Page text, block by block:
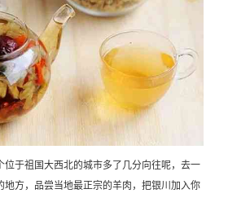
位于祖国大西北的城市多了几分向往呢，去一
地方，品尝当地最正宗的羊肉，把银川加入你